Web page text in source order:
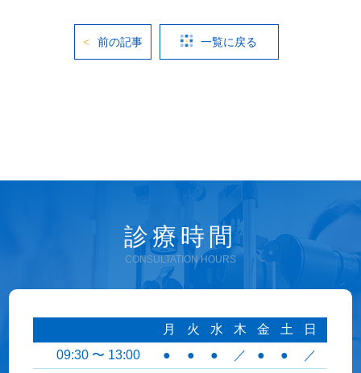
前の記事 一覧に戻る
診療時間
CONSULTATION HOURS
月 火 水 木 金 土
日
09:30 〜 13:00
● ● ● ／ ● ●
／